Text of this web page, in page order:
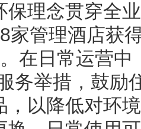
保理念贯穿全
家管理酒店获
在日常运营中
务举措，鼓励
，以降低对环